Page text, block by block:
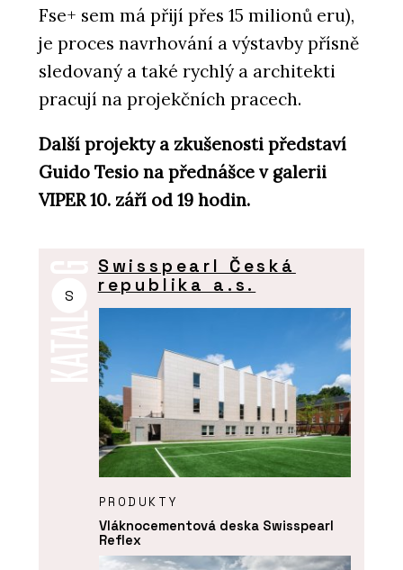
Fse+ sem má přijí přes 15 milionů eru),
je proces navrhování a výstavby přísně
sledovaný a také rychlý a architekti
pracují na projekčních pracech.
Další projekty a zkušenosti představí
Guido Tesio na přednášce v galerii
VIPER 10. září od 19 hodin.
S
Swisspearl Česká
republika a.s.
PRODUKTY
Vláknocementová deska Swisspearl
Reflex